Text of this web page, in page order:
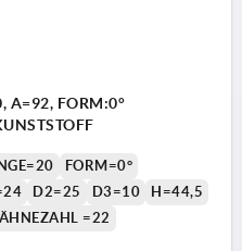
A=92, FORM:0°
FORM=0°
D2=25 D3=10
H=44,5
=22